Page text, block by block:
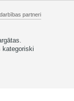
partneri
kategoriski